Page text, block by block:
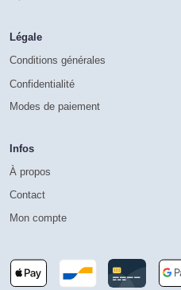
Légale
Conditions générales
Confidentialité
Modes de paiement
Infos
À propos
Contact
Mon compte